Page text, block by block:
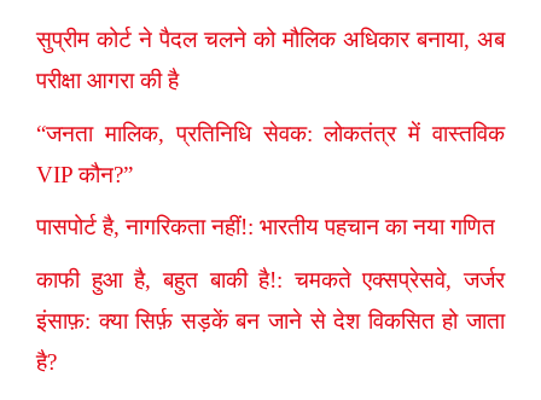
सुप्रीम कोर्ट ने पैदल चलने को मौलिक अधिकार बनाया, अब
परीक्षा आगरा की है
“जनता मालिक, प्रतिनिधि सेवक: लोकतंत्र में वास्तविक
VIP कौन?”
पासपोर्ट है, नागरिकता नहीं!: भारतीय पहचान का नया गणित
काफी हुआ है, बहुत बाकी है!: चमकते एक्सप्रेसवे, जर्जर
इंसाफ़: क्या सिर्फ़ सड़कें बन जाने से देश विकसित हो जाता
है?